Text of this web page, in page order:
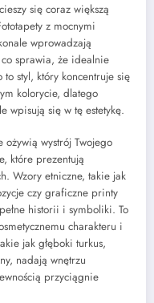
się coraz większą
z mocnymi
wprowadzają
co sprawia, że idealnie
to styl, który koncentruje się
kolorycie, dlatego
wpisują się w tę estetykę.
ożywią wystrój Twojego
które prezentują
Wzory etniczne, takie jak
czy graficzne printy
historii i symboliki. To
charakteru i
jak głęboki turkus,
nadają wnętrzu
przyciągnie